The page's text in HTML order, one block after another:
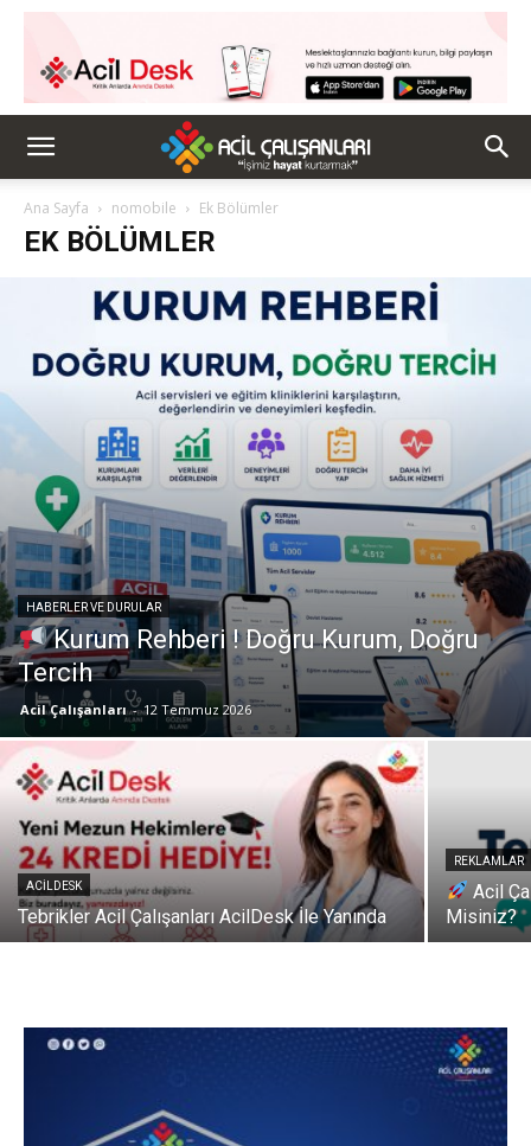
Ana Sayfa nomobile Ek Bölümler
EK BÖLÜMLER
HABERLER VE DURULAR
Kurum Rehberi ! Doğru Kurum, Doğru
Tercih
Acil Çalışanları - 12 Temmuz 2026
ACILDESK
Tebrikler Acil Çalışanları AcilDesk İle Yanında
REKLAMLAR
Acil
Misiniz?